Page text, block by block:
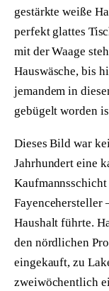
gestärkte weiße
perfekt glattes
mit der Waage
Hauswäsche, bis
jemandem in
gebügelt worden
Dieses Bild war
Jahrhundert eine
Fayencehersteller
Haushalt führte.
den nördlichen
eingekauft, zu
zweiwöchentlich